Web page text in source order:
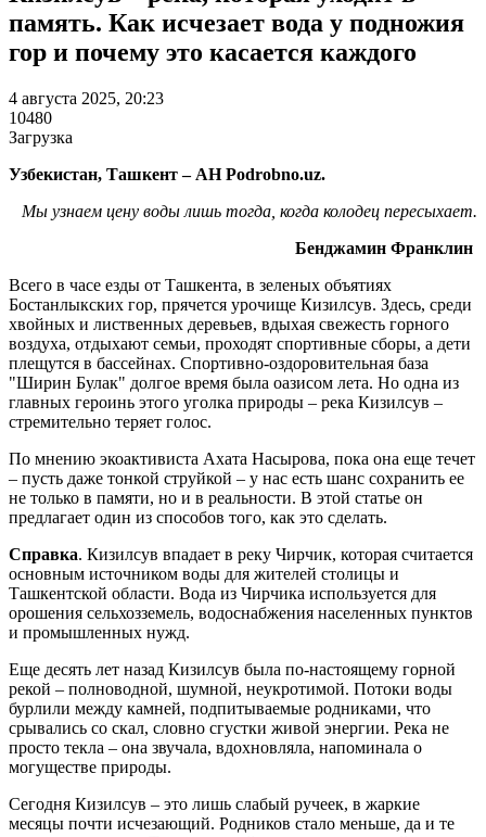
память. Как исчезает вода у подножия
гор и почему это касается каждого
4 августа 2025, 20:23
10480
Загрузка
Узбекистан, Ташкент – АН Podrobno.uz.
Мы узнаем цену воды лишь тогда, когда колодец пересыхает.
Бенджамин Франклин
Всего в часе езды от Ташкента, в зеленых объятиях
Бостанлыкских гор, прячется урочище Кизилсув. Здесь, среди
хвойных и лиственных деревьев, вдыхая свежесть горного
воздуха, отдыхают семьи, проходят спортивные сборы, а дети
плещутся в бассейнах. Спортивно-оздоровительная база
"Ширин Булак" долгое время была оазисом лета. Но одна из
главных героинь этого уголка природы – река Кизилсув –
стремительно теряет голос.
По мнению экоактивиста Ахата Насырова, пока она еще течет
– пусть даже тонкой струйкой – у нас есть шанс сохранить ее
не только в памяти, но и в реальности. В этой статье он
предлагает один из способов того, как это сделать.
Справка. Кизилсув впадает в реку Чирчик, которая считается
основным источником воды для жителей столицы и
Ташкентской области. Вода из Чирчика используется для
орошения сельхозземель, водоснабжения населенных пунктов
и промышленных нужд.
Еще десять лет назад Кизилсув была по-настоящему горной
рекой – полноводной, шумной, неукротимой. Потоки воды
бурлили между камней, подпитываемые родниками, что
срывались со скал, словно сгустки живой энергии. Река не
просто текла – она звучала, вдохновляла, напоминала о
могуществе природы.
Сегодня Кизилсув – это лишь слабый ручеек, в жаркие
месяцы почти исчезающий. Родников стало меньше, да и те